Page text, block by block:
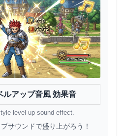
ルアップ音風 効果音
level-up sound effect.
サウンドで盛り上がろう！